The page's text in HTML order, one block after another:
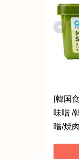
[韓国
味噌 /
噌/焼